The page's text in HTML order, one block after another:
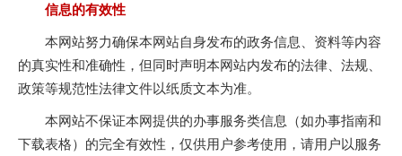
信息的有效性
本网站努力确保本网站自身发布的政务信息、资料等内容
的真实性和准确性，但同时声明本网站内发布的法律、法规、
政策等规范性法律文件以纸质文本为准。
本网站不保证本网提供的办事服务类信息（如办事指南和
下载表格）的完全有效性，仅供用户参考使用，请用户以服务